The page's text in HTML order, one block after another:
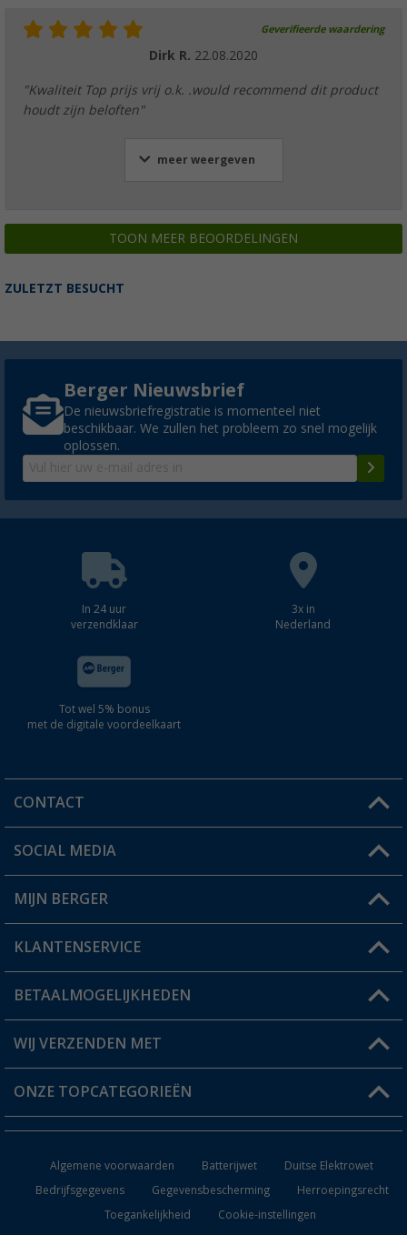
Geverifieerde waardering
Dirk R. 22.08.2020
"Kwaliteit Top prijs vrij o.k. .would recommend dit product
houdt zijn beloften"
meer weergeven
TOON MEER BEOORDELINGEN
ZULETZT BESUCHT
Berger Nieuwsbrief
De nieuwsbriefregistratie is momenteel niet
beschikbaar. We zullen het probleem zo snel mogelijk
oplossen.
In 24 uur
verzendklaar
3x in
Nederland
Tot wel 5% bonus
met de digitale voordeelkaart
CONTACT
Een vraag?
Winkel vinden
SOCIAL MEDIA
MIJN BERGER
Mijn account
Status bestelling
Verlanglijstje
KLANTENSERVICE
FAQ & Contact
Verzendinformatie
Catalogus
BETAALMOGELIJKHEDEN
WIJ VERZENDEN MET
ONZE TOPCATEGORIEËN
Campingmeubilair
Algemene voorwaarden Batterijwet
Duitse Elektrowet
Bedrijfsgegevens
Gegevensbescherming
Herroepingsrecht
Toegankelijkheid
Cookie-instellingen